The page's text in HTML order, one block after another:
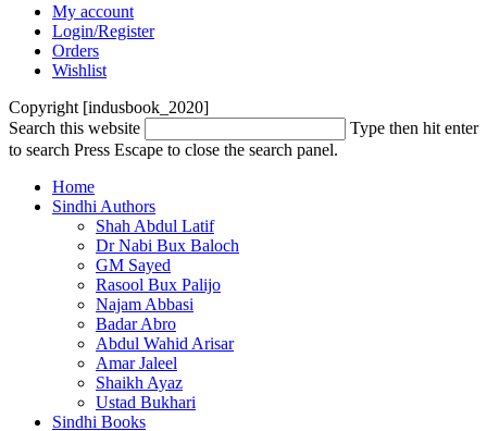
My account
Login/Register
Orders
Wishlist
Copyright [indusbook_2020]
Search this website
Type then hit enter
to search Press Escape to close the search panel.
Home
Sindhi Authors
Shah Abdul Latif
Dr Nabi Bux Baloch
GM Sayed
Rasool Bux Palijo
Najam Abbasi
Badar Abro
Abdul Wahid Arisar
Amar Jaleel
Shaikh Ayaz
Ustad Bukhari
Sindhi Books